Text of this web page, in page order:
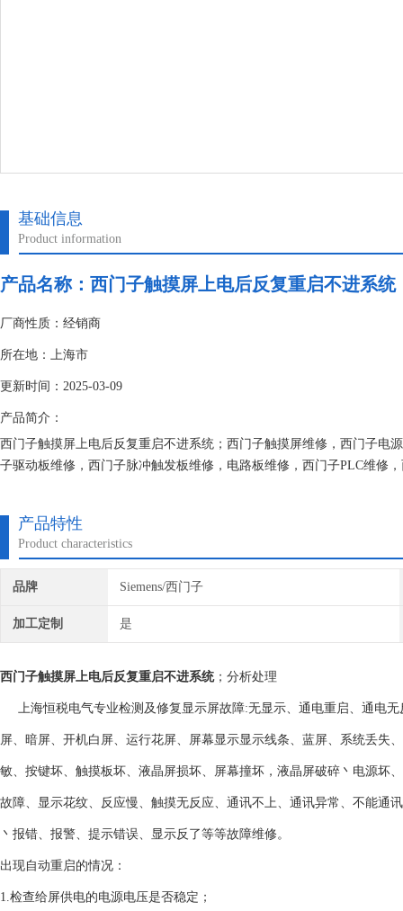
基础信息
Product information
产品名称： 西门子触摸屏上电后反复重启不进系统
厂商性质：经销商
所在地：上海市
更新时间：2025-03-09
产品简介：
西门子触摸屏上电后反复重启不进系统；西门子触摸屏维修，西门子电
子驱动板维修，西门子脉冲触发板维修，电路板维修，西门子PLC维修
产品特性
Product characteristics
品牌 Siemens/西门子
加工定制 是
西门子触摸屏上电后反复重启不进系统；分析处理
上海恒税电气专业检测及修复显示屏故障:无显示、通电重启、通电
屏、暗屏、开机白屏、运行花屏、屏幕显示显示线条、蓝屏、系统丢失
敏、按键坏、触摸板坏、液晶屏损坏、屏幕撞坏，液晶屏破碎丶电源坏
故障、显示花纹、反应慢、触摸无反应、通讯不上、通讯异常、不能通
丶报错、报警、提示错误、显示反了等等故障维修。
出现自动重启的情况：
1.检查给屏供电的电源电压是否稳定；